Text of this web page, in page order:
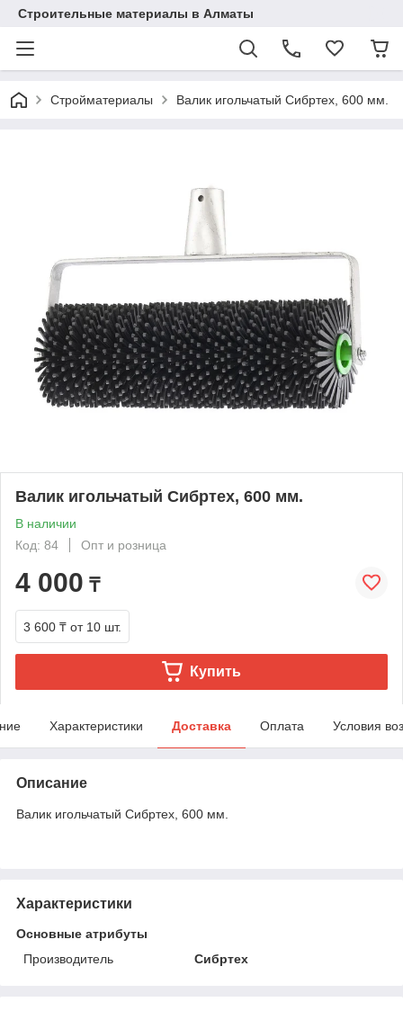
Строительные материалы в Алматы
Стройматериалы Валик игольчатый Сибртех, 600 мм.
Валик игольчатый Сибртех, 600 мм.
В наличии
Код: 84
Опт и розница
4 000 ₸
3 600 ₸ от 10 шт.
Купить
Характеристики Доставка Оплата Условия
Описание
Валик игольчатый Сибртех, 600 мм.
Характеристики
Основные атрибуты
Производитель
Сибртех